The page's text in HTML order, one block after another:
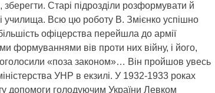
Старі підрозділи розформувати й
училища. Всю цю роботу В. Змієнко успішно
офіцерства перейшла до армії
формуваннями вів проти них війну, і його,
оголосили «поза законом»… Він пройшов увесь
УНР в екзилі. У 1932-1933 роках
допомоги голодуючим України Левком